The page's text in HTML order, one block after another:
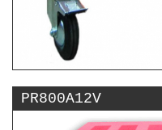
PR800A12V